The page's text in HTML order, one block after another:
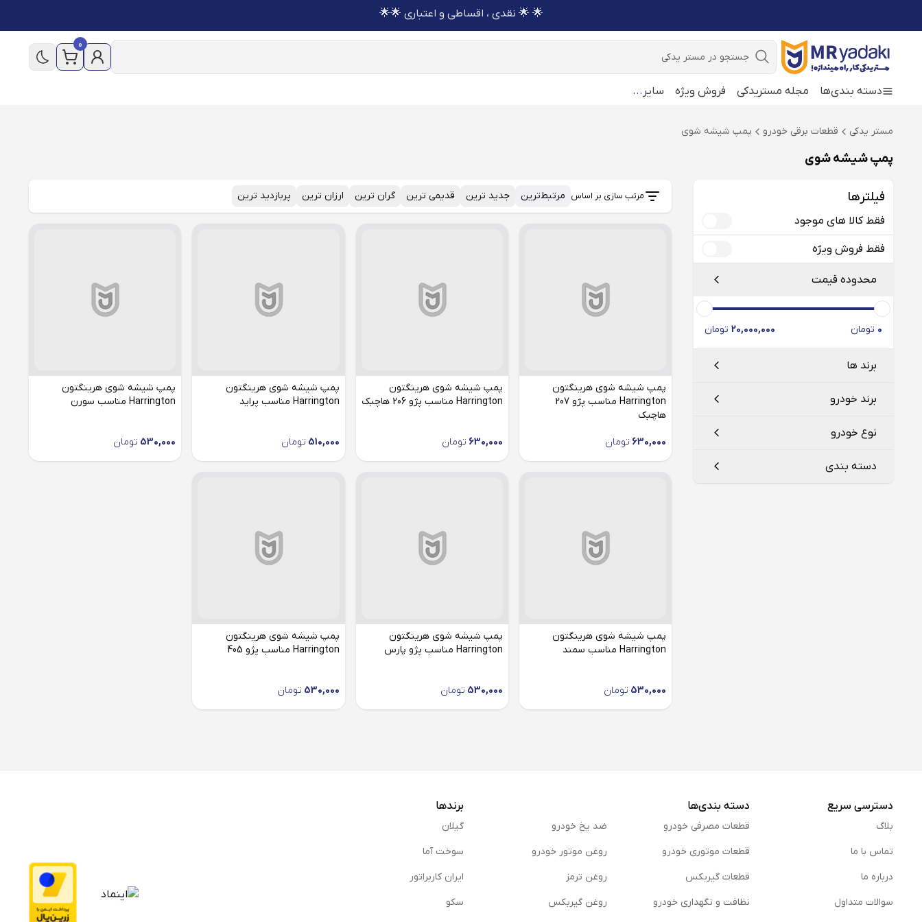
🌟 🌟 نقدی ، اقساطی و اعتباری 🌟🌟
جستجو
0
دسته بندی‌ها مجله مستریدکی فروش ویژه سایر ...
مستر یدکی قطعات برقی خودرو پمپ شیشه شوی
پمپ شیشه شوی
فیلترها
فقط کالا های موجود
فقط فروش ویژه
محدوده قیمت
0 تومان 20,000,000 تومان
برند ها
هارینگتون Harrington
برند خودرو
نوع خودرو
دسته بندی
مرتب سازی بر اساس مرتبط‌ترین جدید ترین قدیمی ترین گران ترین ارزان ترین پربازدید ترین
پمپ شیشه شوی هرینگتون
Harrington مناسب پژو 207
هاچبک
630,000 تومان
پمپ شیشه شوی هرینگتون
Harrington مناسب پژو 206 هاچبک
630,000 تومان
پمپ شیشه شوی هرینگتون
Harrington مناسب پراید
510,000 تومان
پمپ شیشه شوی هرینگتون
Harrington مناسب سورن
530,000 تومان
پمپ شیشه شوی هرینگتون
Harrington مناسب سمند
530,000 تومان
پمپ شیشه شوی هرینگتون
Harrington مناسب پژو پارس
530,000 تومان
پمپ شیشه شوی هرینگتون
Harrington مناسب پژو 405
530,000 تومان
دسترسی سریع
بلاگ
تماس با ما
درباره ما
سوالات متداول
دسته بندی‌ها
قطعات مصرفی خودرو
قطعات موتوری خودرو
قطعات گیربکس
نظافت و نگهداری خودرو
ضد یخ خودرو
روغن موتور خودرو
روغن ترمز
روغن گیربكس
برندها
گیلان
سوخت آما
ایران کاربراتور
سکو